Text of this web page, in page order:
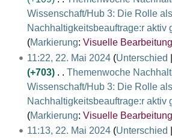
a
r
b
e
i
t
u
n
g
s
n
e
B
e
a
r
b
e
i
Wissenschaft/Hub 3: Die Rolle als
Nachhaltigkeitsbeauftrage:r aktiv
K
e
i
n
e
B
e
Markierung: Visuelle Bearbeitung
11:22, 22. Mai 2024 Unterschied
+703
Themenwoche
Wissenschaft/Hub 3: Die Rolle als
Nachhaltigkeitsbeauftrage:r aktiv
K
e
Markierung: Visuelle Bearbeitung
11:13, 22. Mai 2024 Unterschied